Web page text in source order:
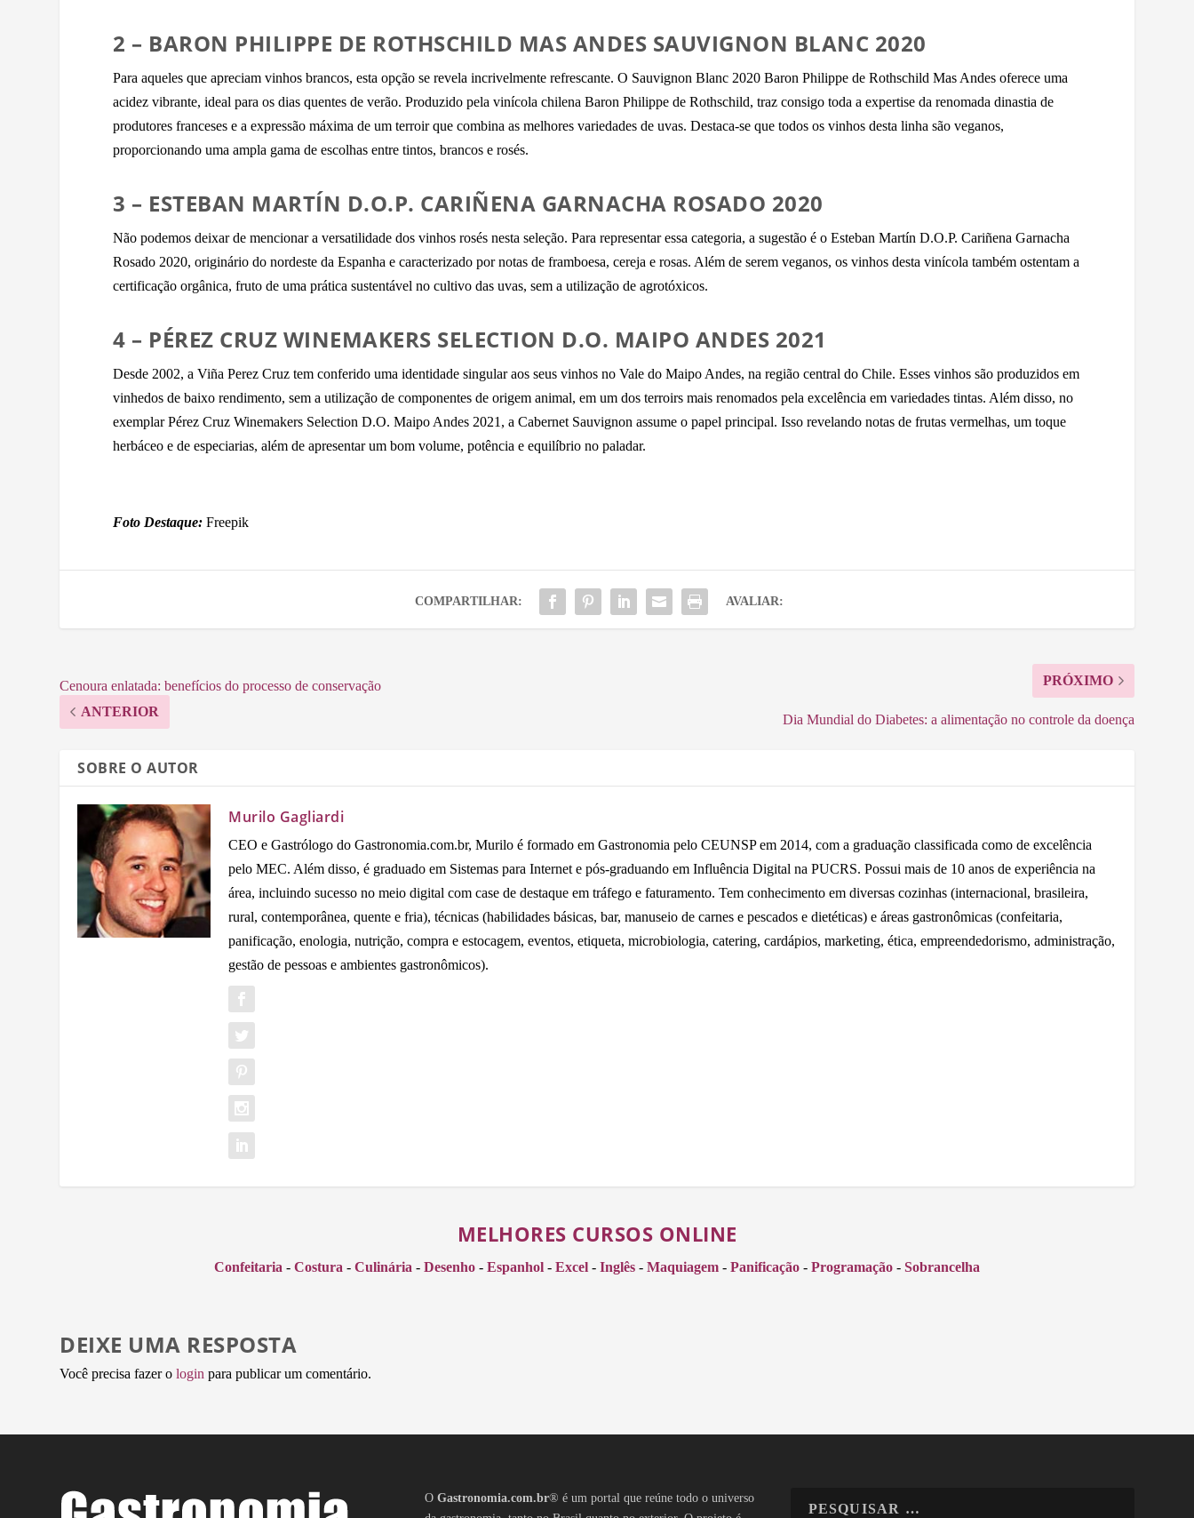
2 – BARON PHILIPPE DE ROTHSCHILD MAS ANDES SAUVIGNON BLANC 2020
Para aqueles que apreciam vinhos brancos, esta opção se revela incrivelmente refrescante. O Sauvignon Blanc 2020 Baron Philippe de Rothschild Mas Andes oferece uma
acidez vibrante, ideal para os dias quentes de verão. Produzido pela vinícola chilena Baron Philippe de Rothschild, traz consigo toda a expertise da renomada dinastia de
produtores franceses e a expressão máxima de um terroir que combina as melhores variedades de uvas. Destaca-se que todos os vinhos desta linha são veganos,
proporcionando uma ampla gama de escolhas entre tintos, brancos e rosés.
3 – ESTEBAN MARTÍN D.O.P. CARIÑENA GARNACHA ROSADO 2020
Não podemos deixar de mencionar a versatilidade dos vinhos rosés nesta seleção. Para representar essa categoria, a sugestão é o Esteban Martín D.O.P. Cariñena Garnacha
Rosado 2020, originário do nordeste da Espanha e caracterizado por notas de framboesa, cereja e rosas. Além de serem veganos, os vinhos desta vinícola também ostentam a
certificação orgânica, fruto de uma prática sustentável no cultivo das uvas, sem a utilização de agrotóxicos.
4 – PÉREZ CRUZ WINEMAKERS SELECTION D.O. MAIPO ANDES 2021
Desde 2002, a Viña Perez Cruz tem conferido uma identidade singular aos seus vinhos no Vale do Maipo Andes, na região central do Chile. Esses vinhos são produzidos em
vinhedos de baixo rendimento, sem a utilização de componentes de origem animal, em um dos terroirs mais renomados pela excelência em variedades tintas. Além disso, no
exemplar Pérez Cruz Winemakers Selection D.O. Maipo Andes 2021, a Cabernet Sauvignon assume o papel principal. Isso revelando notas de frutas vermelhas, um toque
herbáceo e de especiarias, além de apresentar um bom volume, potência e equilíbrio no paladar.
Foto Destaque: Freepik
COMPARTILHAR: AVALIAR:
Cenoura enlatada: benefícios do processo de conservação
ANTERIOR
PRÓXIMO
Dia Mundial do Diabetes: a alimentação no controle da doença
SOBRE O AUTOR
Murilo Gagliardi
CEO e Gastrólogo do Gastronomia.com.br, Murilo é formado em Gastronomia pelo CEUNSP em 2014, com a graduação classificada como de excelência
pelo MEC. Além disso, é graduado em Sistemas para Internet e pós-graduando em Influência Digital na PUCRS. Possui mais de 10 anos de experiência na
área, incluindo sucesso no meio digital com case de destaque em tráfego e faturamento. Tem conhecimento em diversas cozinhas (internacional, brasileira,
rural, contemporânea, quente e fria), técnicas (habilidades básicas, bar, manuseio de carnes e pescados e dietéticas) e áreas gastronômicas (confeitaria,
panificação, enologia, nutrição, compra e estocagem, eventos, etiqueta, microbiologia, catering, cardápios, marketing, ética, empreendedorismo, administração,
gestão de pessoas e ambientes gastronômicos).
MELHORES CURSOS ONLINE
Confeitaria - Costura - Culinária - Desenho - Espanhol - Excel - Inglês - Maquiagem - Panificação - Programação - Sobrancelha
DEIXE UMA RESPOSTA
Você precisa fazer ologin para publicar um comentário.
OGastronomia.com.br® é um portal que reúne todo o universo